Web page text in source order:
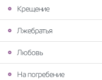
Крещение
Лжебратья
Любовь
На погребение